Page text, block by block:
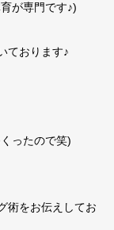
が専門です♪)
ております♪
ったので笑)
術をお伝えしてお